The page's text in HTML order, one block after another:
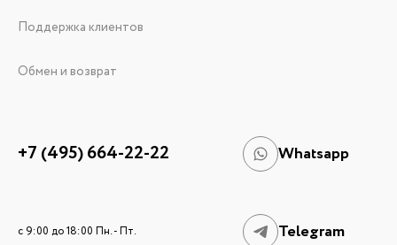
Поддержка клиентов
Обмен и возврат
+7 (495) 664-22-22 Whatsapp
c 9:00 до 18:00 Пн. - Пт. Telegram